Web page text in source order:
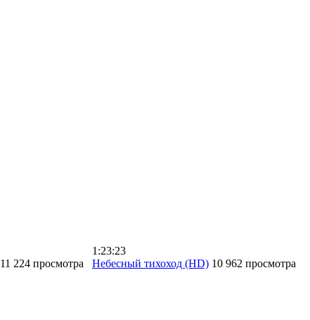
11 224 просмотра
1:23:23
Небесный тихоход (HD) 10 962 просмотра